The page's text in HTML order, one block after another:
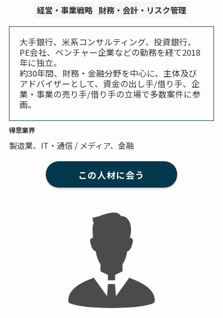
経営・事業戦略 財務・会計・リスク管理
大手銀行、米系コンサルティング、投資銀行、
PE会社、ベンチャー企業などの勤務を経て2018
年に独立。
約30年間、財務・金融分野を中心に、主体及び
アドバイザーとして、資金の出し手/借り手、企
業・事業の売り手/借り手の立場で多数案件に参
画。
得意業界
製造業、IT・通信 / メディア、金融
この人材に会う